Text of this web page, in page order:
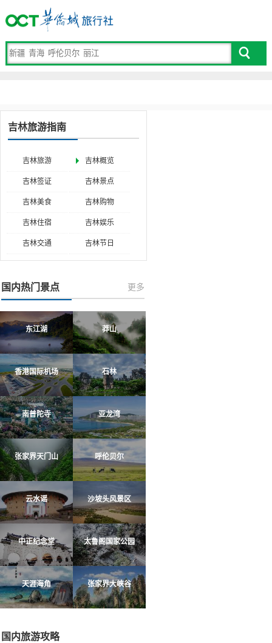
吉林旅游指南
吉林旅游 吉林概览
吉林签证 吉林景点
吉林美食 吉林购物
吉林住宿 吉林娱乐
吉林交通 吉林节日
国内热门景点 更多
东江湖 莽山
香港国际机场 石林
南普陀寺 亚龙湾
张家界天门山 呼伦贝尔
云水谣 沙坡头风景区
中正纪念堂 太鲁阁国家公园
天涯海角 张家界大峡谷
国内旅游攻略